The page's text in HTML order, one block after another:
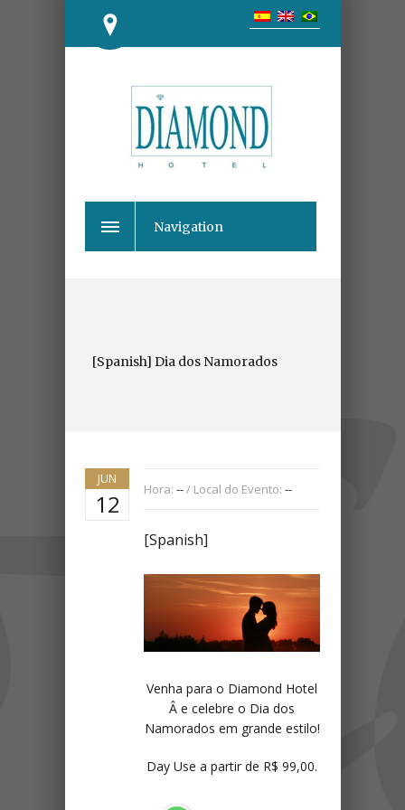
Navigation
[Spanish] Dia dos Namorados
JUN
12 Hora: --/ Local do Evento: --
[Spanish]
Venha para o Diamond Hotel
Â e celebre o Dia dos
Namorados em grande estilo!
Day Use a partir de R$ 99,00.